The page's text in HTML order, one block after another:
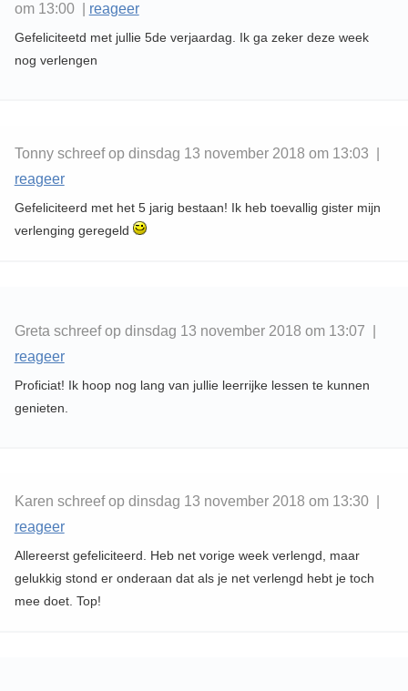
om 13:00 | reageer
Gefeliciteetd met jullie 5de verjaardag. Ik ga zeker deze week
nog verlengen
Tonny schreef op dinsdag 13 november 2018 om 13:03 |
reageer
Gefeliciteerd met het 5 jarig bestaan! Ik heb toevallig gister mijn
verlenging geregeld
Greta schreef op dinsdag 13 november 2018 om 13:07 |
reageer
Proficiat! Ik hoop nog lang van jullie leerrijke lessen te kunnen
genieten.
Karen schreef op dinsdag 13 november 2018 om 13:30 |
reageer
Allereerst gefeliciteerd. Heb net vorige week verlengd, maar
gelukkig stond er onderaan dat als je net verlengd hebt je toch
mee doet. Top!